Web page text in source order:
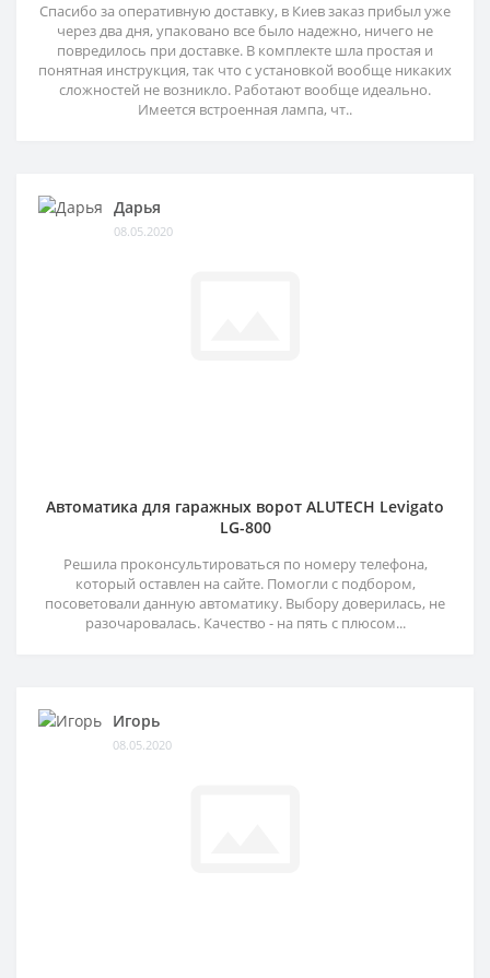
Спасибо за оперативную доставку, в Киев заказ прибыл уже
через два дня, упаковано все было надежно, ничего не
повредилось при доставке. В комплекте шла простая и
понятная инструкция, так что с установкой вообще никаких
сложностей не возникло. Работают вообще идеально.
Имеется встроенная лампа, чт..
Дарья
08.05.2020
Автоматика для гаражных ворот ALUTECH Levigato
LG-800
Решила проконсультироваться по номеру телефона,
который оставлен на сайте. Помогли с подбором,
посоветовали данную автоматику. Выбору доверилась, не
разочаровалась. Качество - на пять с плюсом...
Игорь
08.05.2020